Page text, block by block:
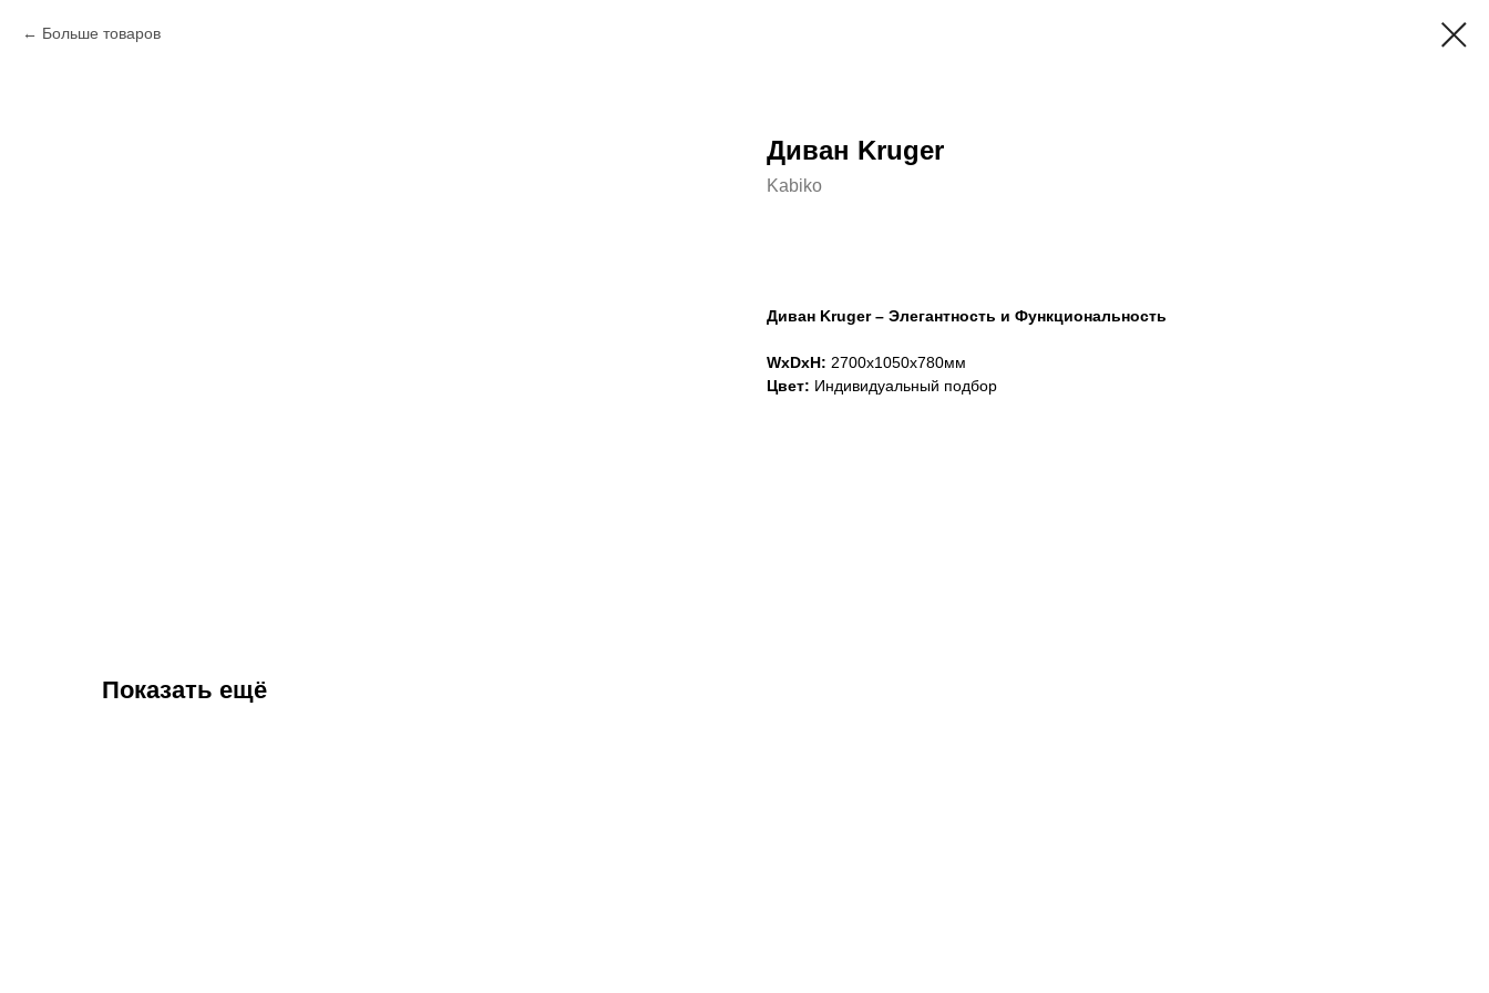
Больше товаров
Диван Kruger
Kabiko
Диван Kruger – Элегантность и Функциональность
WxDxH: 2700x1050x780мм
Цвет: Индивидуальный подбор
Показать ещё